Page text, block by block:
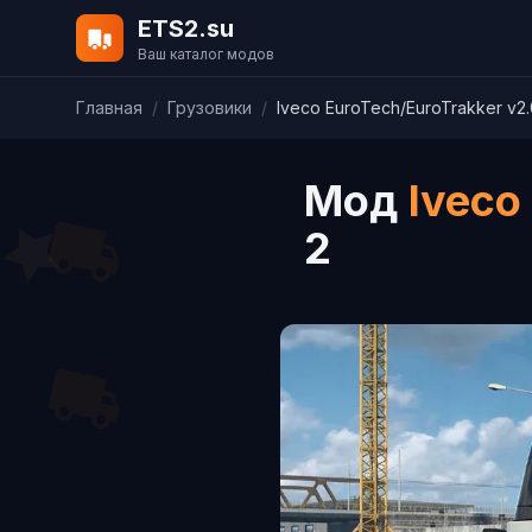
ETS2.su
Ваш каталог модов
Главная / Грузовики / Iveco EuroTech/EuroTrakker
Мод
2